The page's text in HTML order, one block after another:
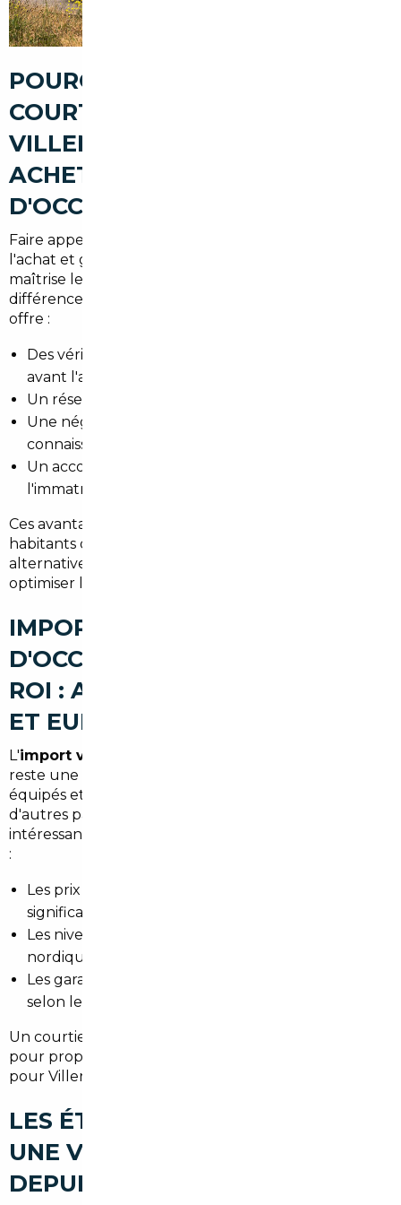
POURQUOI PASSER PAR UN
COURTIER AUTOMOBILE À
VILLENEUVE-LE-ROI POUR
ACHETER UNE VOITURE
D'OCCASION
Faire appel à un courtier local, c'est d'abord sécuriser
l'achat et gagner du temps. Un professionnel
maîtrise les procédures d'import, connaît les
différences entre vendeurs privés et concessions, et
offre :
Des vérifications techniques et administratives
avant l'achat.
Un réseau de fournisseurs fiables en Europe.
Une négociation au juste prix grâce à la
connaissance du marché.
Un accompagnement personnalisé jusqu'à
l'immatriculation en France.
Ces avantages sont particulièrement utiles pour les
habitants de Villeneuve-le-Roi qui cherchent une
alternative aux concessions locales et veulent
optimiser leur budget voiture.
IMPORT DE VOITURES
D'OCCASION À VILLENEUVE-LE-
ROI : ALLEMAGNE, BELGIQUE
ET EUROPE
L'import voiture Allemagne Villeneuve-le-Roi
reste une option privilégiée pour des modèles bien
équipés et des kilométrages maîtrisés. La Belgique et
d'autres pays européens proposent aussi des offres
intéressantes. Les différences principales concernent
:
Les prix : certains pays offrent des écarts
significatifs selon la demande locale.
Les niveaux d'équipement : Allemagne et pays
nordiques souvent mieux équipés.
Les garanties et historiques : facilité d'obtention
selon le pays.
Un courtier/mandataire local compare ces marchés
pour proposer le meilleur compromis prix/qualité
pour Villeneuve-le-Roi et sa région.
LES ÉTAPES POUR IMPORTER
UNE VOITURE D'OCCASION
DEPUIS VILLENEUVE-LE-ROI